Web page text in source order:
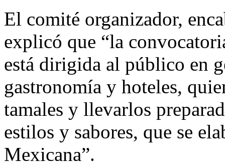
El comité organizador,
explicó que “la
está dirigida al público en
gastronomía y hoteles,
tamales y llevarlos
estilos y sabores, que se
Mexicana”.